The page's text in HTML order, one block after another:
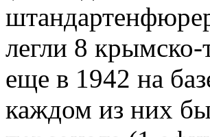
легли 8
еще в 1942 на
каждом из них